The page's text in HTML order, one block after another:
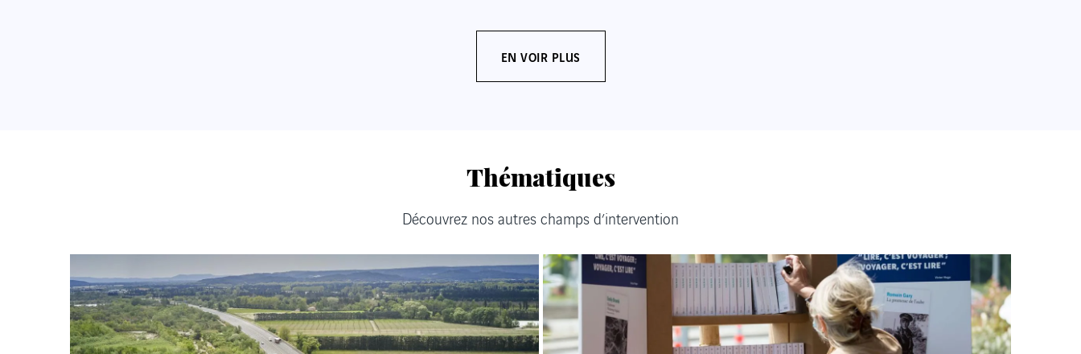
EN VOIR PLUS
Thématiques
Découvrez nos autres champs d’intervention